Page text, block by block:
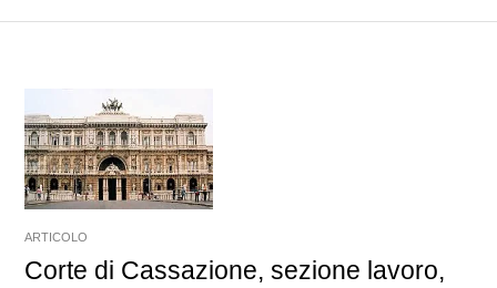
ARTICOLO
Corte di Cassazione, sezione lavoro,